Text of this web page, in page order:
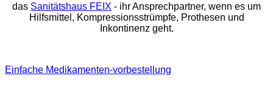
das Sanitätshaus FEIX - ihr Ansprechpartner, wenn es um
Hilfsmittel, Kompressionsstrümpfe, Prothesen und
Inkontinenz geht.
Einfache Medikamenten-vorbestellung